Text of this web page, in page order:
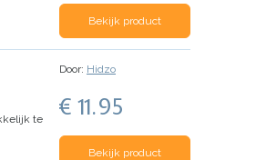
Bekijk product
te
Door: Hidzo
€ 11.95
Bekijk product